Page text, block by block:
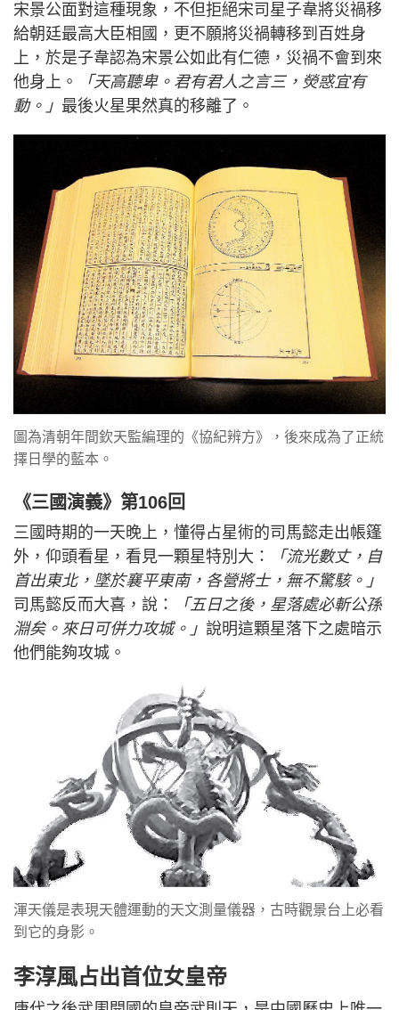
宋景公面對這種現象，不但拒絕宋司星子韋將災禍移
給朝廷最高大臣相國，更不願將災禍轉移到百姓身
上，於是子韋認為宋景公如此有仁德，災禍不會到來
他身上。
「天高聽卑。君有君人之言三，熒惑宜有
動。」 最後火星果然真的移離了。
圖為清朝年間欽天監編理的《協紀辨方》，後來成為了正統
擇日學的藍本。
《三國演義》第106回
三國時期的一天晚上，懂得占星術的司馬懿走出帳篷
外，仰頭看星，看見一顆星特別大：
「流光數丈，自
首出東北，墜於襄平東南，各營將士，無不驚駭。」
司馬懿反而大喜，說：
「五日之後，星落處必斬公孫
淵矣。來日可併力攻城。」 說明這顆星落下之處暗示
他們能夠攻城。
渾天儀是表現天體運動的天文測量儀器，古時觀景台上必看
到它的身影。
李淳風占出首位女皇帝